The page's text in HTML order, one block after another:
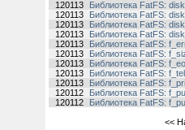
120113
Библиотека FatFS:
120113
Библиотека FatFS:
120113
Библиотека FatFS:
120113
Библиотека FatFS:
120113
Библиотека FatFS:
120113
Библиотека FatFS:
120113
Библиотека FatFS:
120113
Библиотека FatFS:
120113
Библиотека FatFS:
120112
Библиотека FatFS:
120112
Библиотека FatFS:
<<